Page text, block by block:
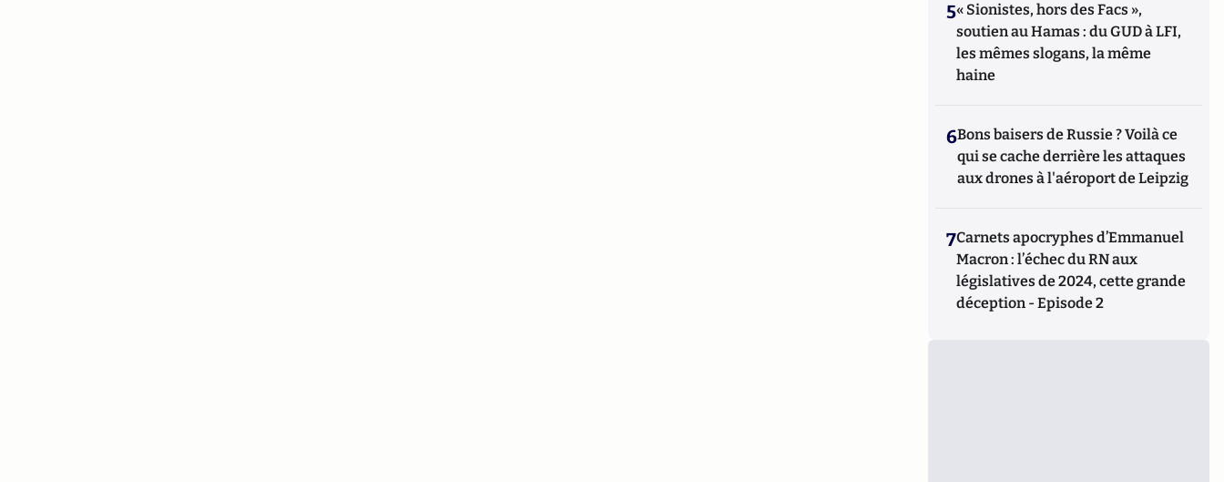
5« Sionistes, hors des Facs »,
soutien au Hamas : du GUD à LFI,
les mêmes slogans, la même
haine
6Bons baisers de Russie ? Voilà ce
qui se cache derrière les attaques
aux drones à l'aéroport de Leipzig
7Carnets apocryphes d’Emmanuel
Macron : l’échec du RN aux
législatives de 2024, cette grande
déception - Episode 2